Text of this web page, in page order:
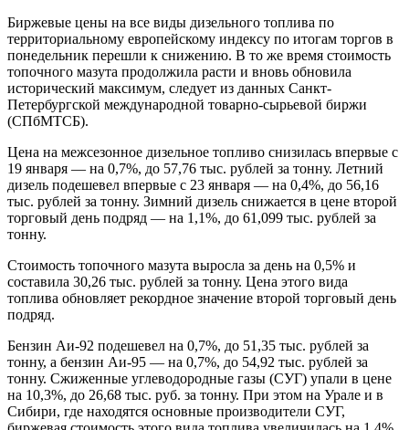
Биржевые цены на все виды дизельного топлива по
территориальному европейскому индексу по итогам торгов в
понедельник перешли к снижению. В то же время стоимость
топочного мазута продолжила расти и вновь обновила
исторический максимум, следует из данных Санкт-
Петербургской международной товарно-сырьевой биржи
(СПбМТСБ).
Цена на межсезонное дизельное топливо снизилась впервые с
19 января — на 0,7%, до 57,76 тыс. рублей за тонну. Летний
дизель подешевел впервые с 23 января — на 0,4%, до 56,16
тыс. рублей за тонну. Зимний дизель снижается в цене второй
торговый день подряд — на 1,1%, до 61,099 тыс. рублей за
тонну.
Стоимость топочного мазута выросла за день на 0,5% и
составила 30,26 тыс. рублей за тонну. Цена этого вида
топлива обновляет рекордное значение второй торговый день
подряд.
Бензин Аи-92 подешевел на 0,7%, до 51,35 тыс. рублей за
тонну, а бензин Аи-95 — на 0,7%, до 54,92 тыс. рублей за
тонну. Сжиженные углеводородные газы (СУГ) упали в цене
на 10,3%, до 26,68 тыс. руб. за тонну. При этом на Урале и в
Сибири, где находятся основные производители СУГ,